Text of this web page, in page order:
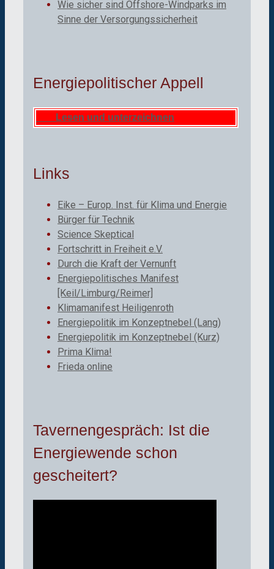
Wie sicher sind Offshore-Windparks im
Sinne der Versorgungssicherheit
Energiepolitischer Appell
Lesen und unterzeichnen
Links
Eike – Europ. Inst. für Klima und Energie
Bürger für Technik
Science Skeptical
Fortschritt in Freiheit e.V.
Durch die Kraft der Vernunft
Energiepolitisches Manifest
[Keil/Limburg/Reimer]
Klimamanifest Heiligenroth
Energiepolitik im Konzeptnebel (Lang)
Energiepolitik im Konzeptnebel (Kurz)
Prima Klima!
Frieda online
Tavernengespräch: Ist die
Energiewende schon
gescheitert?